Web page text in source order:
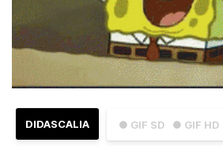
● GIF SD ● GIF HD
DIDASCALIA